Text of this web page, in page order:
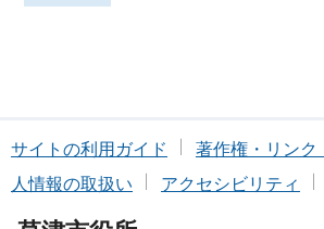
サイトの利用ガイド 著作権・リンク
人情報の取扱い
アクセシビリティ